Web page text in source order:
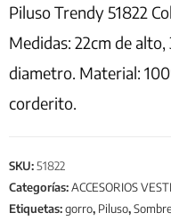
Piluso Trendy 51822
Medidas: 22cm de
diametro. Material:
corderito.
SKU: 51822
Categorías:ACCESORIOS
Etiquetas:gorro, Piluso,